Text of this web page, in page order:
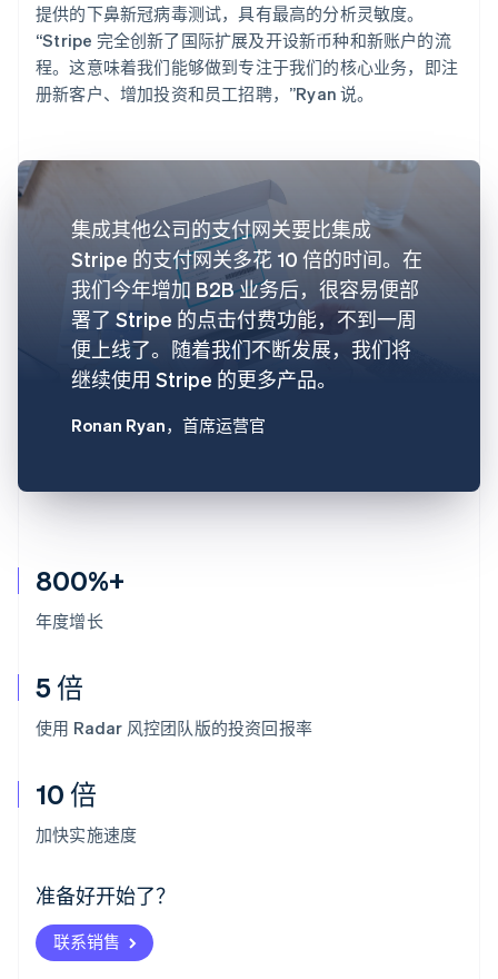
800%+
年度增长
5 倍
使用 Radar 风控团队版的投资回报率
10 倍
加快实施速度
准备好开始了？
联系销售
提供的下鼻新冠病毒测试，具有最高的分析灵敏度。
“Stripe 完全创新了国际扩展及开设新币种和新账户的流
程。这意味着我们能够做到专注于我们的核心业务，即注
册新客户、增加投资和员工招聘，”Ryan 说。
集成其他公司的支付网关要比集成
Stripe 的支付网关多花 10 倍的时间。在
我们今年增加 B2B 业务后，很容易便部
署了 Stripe 的点击付费功能，不到一周
便上线了。随着我们不断发展，我们将
继续使用 Stripe 的更多产品。
Ronan Ryan，首席运营官
阿联酋
爱尔兰
爱沙尼亚
English
奥地利
Deutsch English